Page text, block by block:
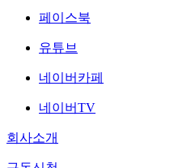
페이스북
유튜브
네이버카페
네이버TV
회사소개